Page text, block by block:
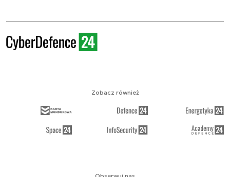
Zobacz również